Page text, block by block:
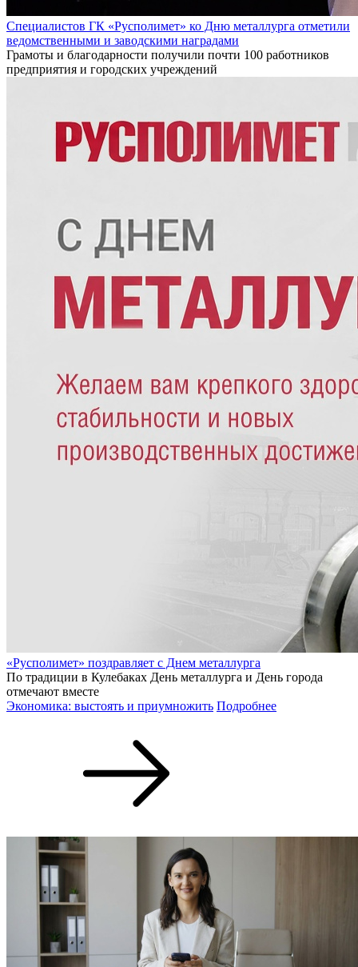
Специалистов ГК «Русполимет» ко Дню металлурга отметили
ведомственными и заводскими наградами
Грамоты и благодарности получили почти 100 работников
предприятия и городских учреждений
«Русполимет» поздравляет с Днем металлурга
По традиции в Кулебаках День металлурга и День города
отмечают вместе
Экономика: выстоять и приумножить Подробнее